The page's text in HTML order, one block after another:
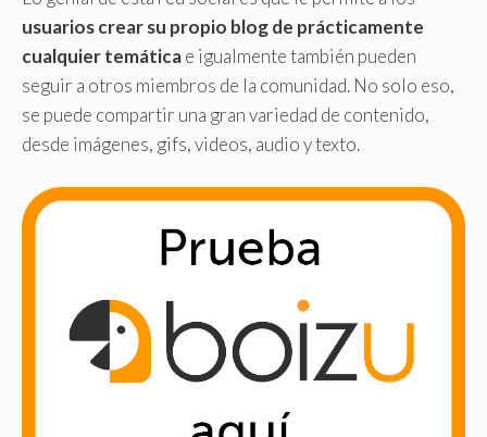
usuarios crear su propio blog de prácticamente
cualquier temáticae igualmente también pueden
seguir a otros miembros de la comunidad. No solo eso,
se puede compartir una gran variedad de contenido,
desde imágenes, gifs, videos, audio y texto.